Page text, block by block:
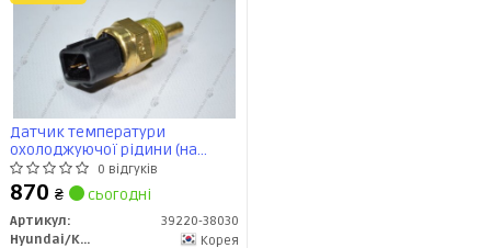
Датчик температури
охолоджуючої рідини (на
термостаті) (39220-38030)
Mobis
0 відгуків
870 ₴ сьогодні
Артикул:
39220-38030
Hyundai/Kia/Mobis
Корея